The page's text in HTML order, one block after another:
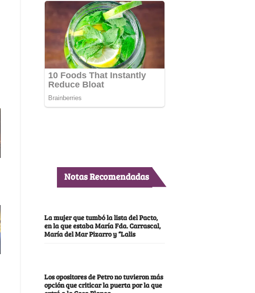
Notas Recomendadas
La mujer que tumbó la lista del Pacto,
en la que estaba María Fda. Carrascal,
María del Mar Pizarro y “Lalis
Los opositores de Petro no tuvieron más
opción que criticar la puerta por la que